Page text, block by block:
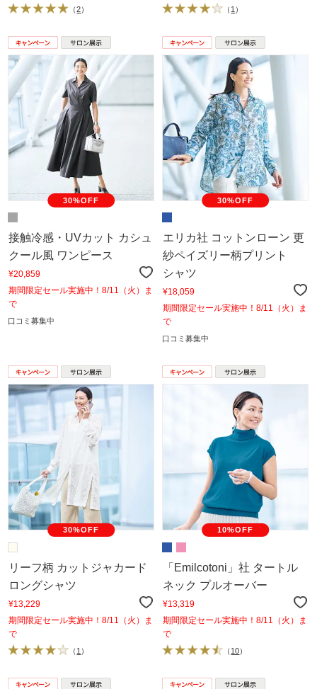
（2） （ 1 ）
30%OFF
接触冷感・UVカット カシュ
クール風 ワンピース
¥20,859
期間限定セール実施中！8/11（火）ま
で
口コミ募集中
30%OFF
エリカ社 コットンローン 更
紗ペイズリー柄プリント
シャツ
¥18,059
期間限定セール実施中！8/11（火）ま
で
口コミ募集中
30%OFF
リーフ柄 カットジャカード
ロングシャツ
¥13,229
期間限定セール実施中！8/11（火）ま
で
（ 1 ）
10%OFF
「Emilcotoni」社 タートル
ネック プルオーバー
¥13,319
期間限定セール実施中！8/11（火）ま
で
（ 10）